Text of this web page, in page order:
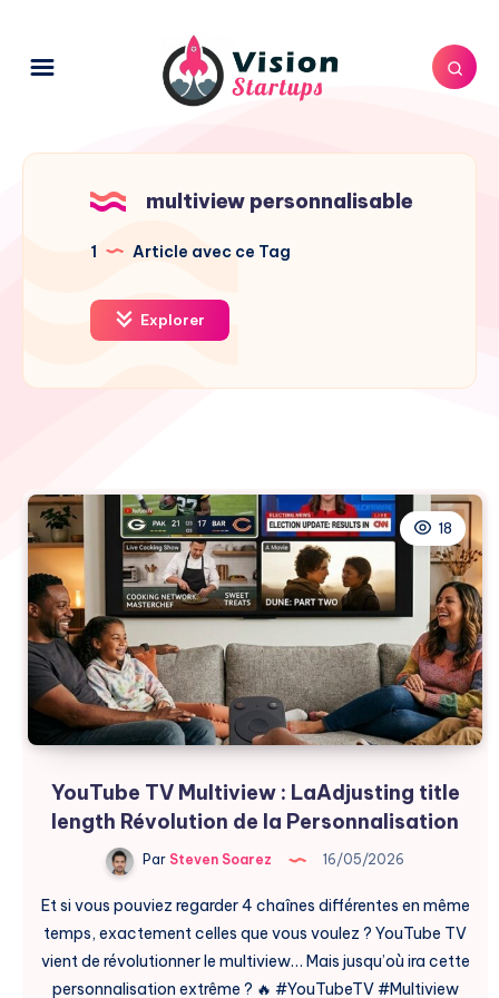
multiview personnalisable
1 Article avec ce Tag
Explorer
18
YouTube TV Multiview : LaAdjusting title
length Révolution de la Personnalisation
Par Steven Soarez 16/05/2026
Et si vous pouviez regarder 4 chaînes différentes en même
temps, exactement celles que vous voulez ? YouTube TV
vient de révolutionner le multiview… Mais jusqu’où ira cette
personnalisation extrême ? 🔥 #YouTubeTV #Multiview